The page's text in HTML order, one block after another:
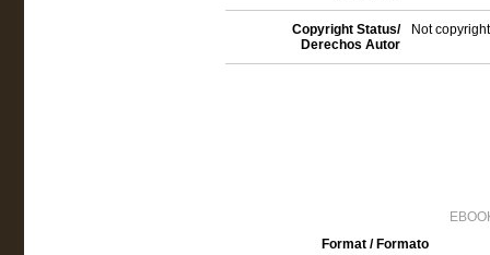
Copyright Status/
Derechos Autor
Not
Format / Formato